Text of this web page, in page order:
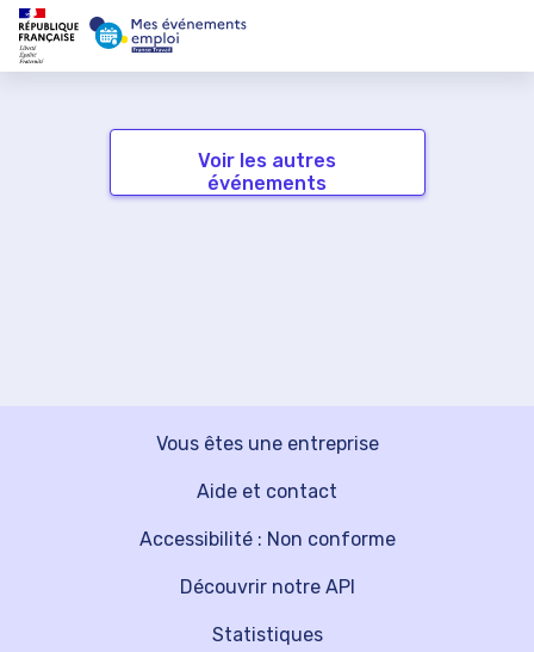
Voir les autres
événements
Vous êtes une entreprise
Découvrir notre API
Aide et contact
Statistiques
Accessibilité : Non conforme